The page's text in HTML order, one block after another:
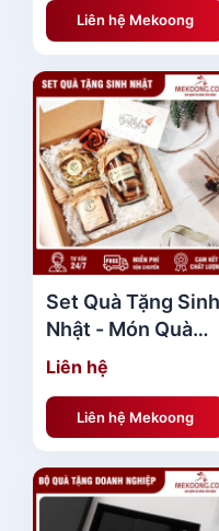
CấpLiên hệ Mekoong
Set Quà Tặng Sinh
Nhật - Món Quà
Đặc Biệt Cho
Người Thương Yêu
Liên hệ
Liên hệ Mekoong